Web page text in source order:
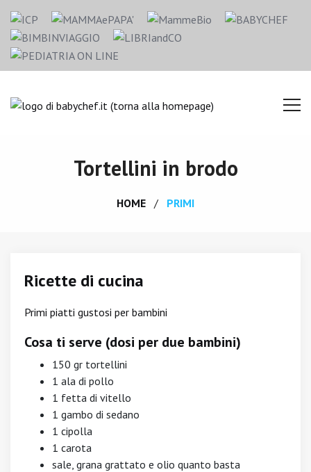
Tortellini in brodo
HOME PRIMI
Ricette di cucina
Primi piatti gustosi per bambini
Cosa ti serve (dosi per due bambini)
150 gr tortellini
1 ala di pollo
1 fetta di vitello
1 gambo di sedano
1 cipolla
1 carota
sale, grana grattato e olio quanto basta